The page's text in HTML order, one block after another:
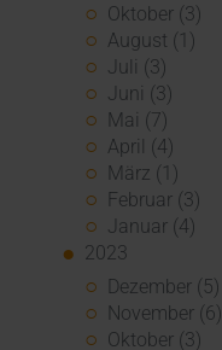
Oktober (3)
August (1)
Juli (3)
Juni (3)
Mai (7)
April (4)
März (1)
Februar (3)
Januar (4)
2023
Dezember (5)
November (6)
Oktober (3)